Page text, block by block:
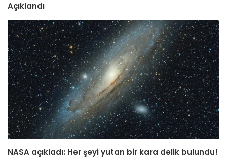
Açıklandı
NASA açıkladı: Her şeyi yutan bir kara delik bulundu!